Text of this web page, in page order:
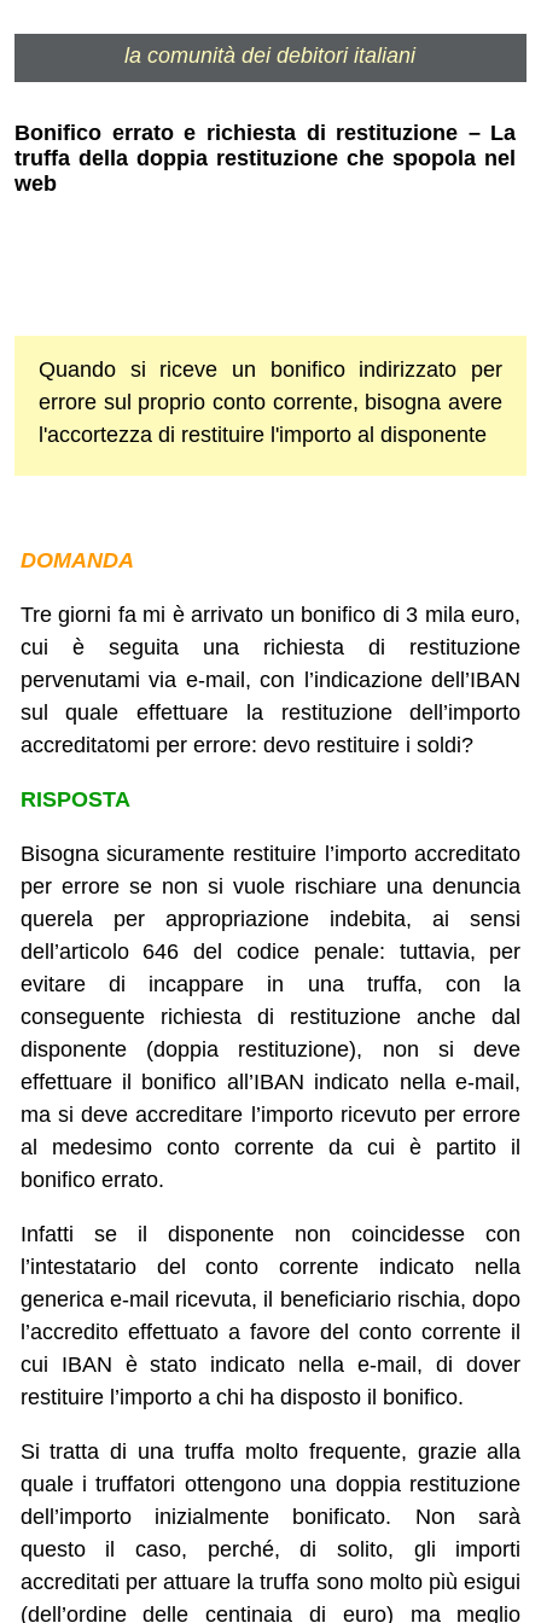
la comunità dei debitori italiani
Bonifico errato e richiesta di restituzione – La
truffa della doppia restituzione che spopola nel
web
Quando si riceve un bonifico indirizzato per
errore sul proprio conto corrente, bisogna avere
l'accortezza di restituire l'importo al disponente
DOMANDA
Tre giorni fa mi è arrivato un bonifico di 3 mila euro,
cui è seguita una richiesta di restituzione
pervenutami via e-mail, con l’indicazione dell’IBAN
sul quale effettuare la restituzione dell’importo
accreditatomi per errore: devo restituire i soldi?
RISPOSTA
Bisogna sicuramente restituire l’importo accreditato
per errore se non si vuole rischiare una denuncia
querela per appropriazione indebita, ai sensi
dell’articolo 646 del codice penale: tuttavia, per
evitare di incappare in una truffa, con la
conseguente richiesta di restituzione anche dal
disponente (doppia restituzione), non si deve
effettuare il bonifico all’IBAN indicato nella e-mail,
ma si deve accreditare l’importo ricevuto per errore
al medesimo conto corrente da cui è partito il
bonifico errato.
Infatti se il disponente non coincidesse con
l’intestatario del conto corrente indicato nella
generica e-mail ricevuta, il beneficiario rischia, dopo
l’accredito effettuato a favore del conto corrente il
cui IBAN è stato indicato nella e-mail, di dover
restituire l’importo a chi ha disposto il bonifico.
Si tratta di una truffa molto frequente, grazie alla
quale i truffatori ottengono una doppia restituzione
dell’importo inizialmente bonificato. Non sarà
questo il caso, perché, di solito, gli importi
accreditati per attuare la truffa sono molto più esigui
(dell’ordine delle centinaia di euro) ma meglio